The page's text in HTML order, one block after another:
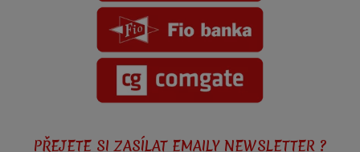
PŘEJETE SI ZASÍLAT EMAILY NEWSLETTER ?